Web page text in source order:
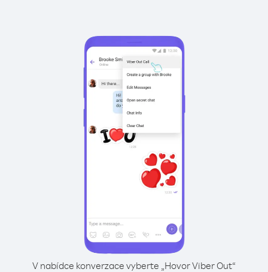
V nabídce konverzace vyberte „Hovor Viber Out“